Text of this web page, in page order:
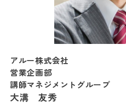
アルー株式会社
営業企画部
講師マネジメントグループ
大溝 友秀